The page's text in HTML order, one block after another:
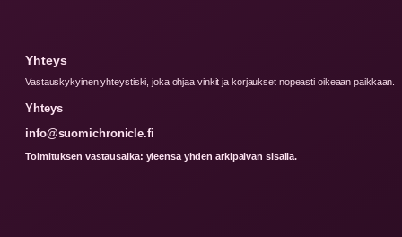
Yhteys
Vastauskykyinen yhteystiski, joka ohjaa vinkit ja korjaukset nopeasti oikeaan paikkaan.
Yhteys
info@suomichronicle.fi
Toimituksen vastausaika: yleensa yhden arkipaivan sisalla.